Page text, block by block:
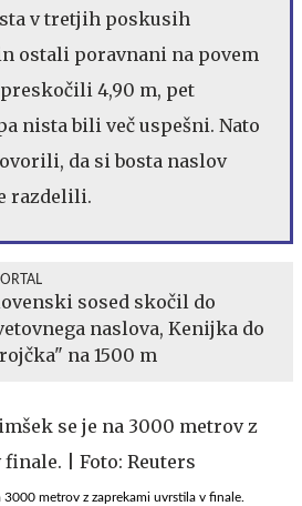
v tretjih poskusih
ostali poravnani na povem
4,90 m, pet
nista bili več uspešni. Nato
da si bosta naslov
razdelili.
sosed skočil do
naslova, Kenijka do
na 1500 m
3000 metrov z zaprekami uvrstila v finale.